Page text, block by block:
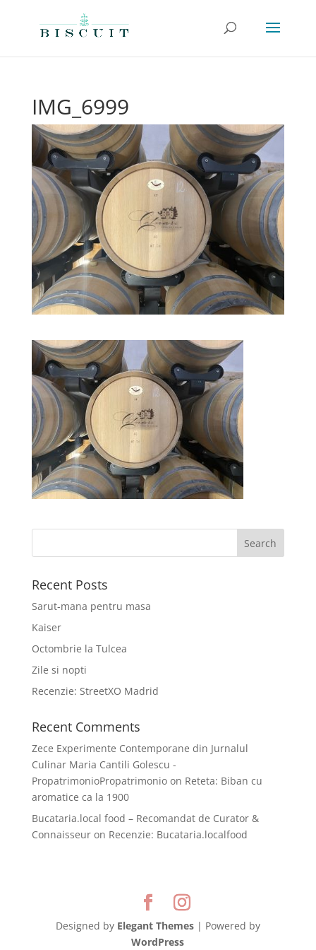
IMG_6999
Recent Posts
Sarut-mana pentru masa
Kaiser
Octombrie la Tulcea
Zile si nopti
Recenzie: StreetXO Madrid
Recent Comments
Zece Experimente Contemporane din Jurnalul
Culinar Maria Cantili Golescu -
PropatrimonioPropatrimonioon Reteta: Biban cu
aromatice ca la 1900
Bucataria.local food – Recomandat de Curator &
Connaisseuron Recenzie: Bucataria.localfood
Designed by Elegant Themes| Powered by
WordPress